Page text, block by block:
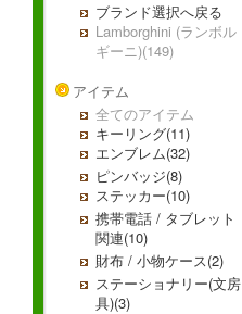
ブランド選択へ戻る
Lamborghini (ランボル
ギーニ)(149)
アイテム
全てのアイテム
キーリング(11)
エンブレム(32)
ピンバッジ(8)
ステッカー(10)
携帯電話 / タブレット
関連(10)
財布 / 小物ケース(2)
ステーショナリー(文房
具)(3)